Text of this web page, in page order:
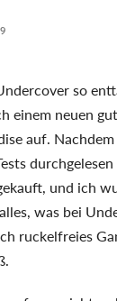
so
einem neuen
auf.
und ich
was bei
ruckelfreies